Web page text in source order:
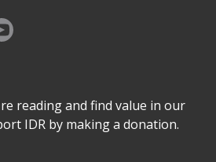
reading and find value in our
IDR by making a donation.